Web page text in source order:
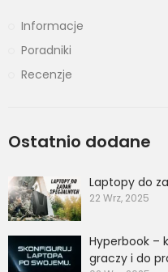
Informacje
Poradniki
Recenzje
Ostatnio dodane
Laptopy do
22 Wrz, 2025
Hyperbook –
graczy i do